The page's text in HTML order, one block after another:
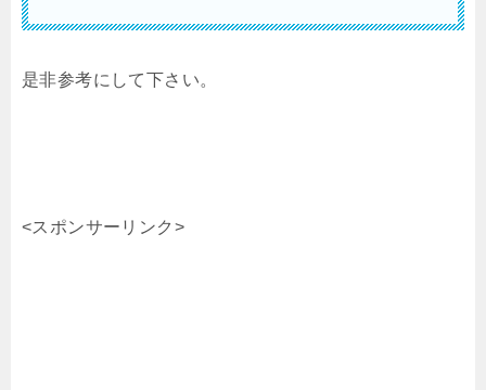
是非参考にして下さい。
<スポンサーリンク>